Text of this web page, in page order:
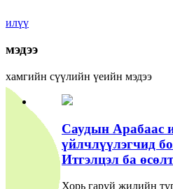
илүү
мэдээ
хамгийн сүүлийн үеийн мэдээ
Саудын Арабаас
үйлчлүүлэгчид
Итгэлцэл ба
Хорь гаруй жилийн